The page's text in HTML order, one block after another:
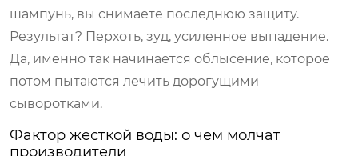
шампунь, вы снимаете последнюю защиту.
Результат? Перхоть, зуд, усиленное выпадение.
Да, именно так начинается облысение, которое
потом пытаются лечить дорогущими
сыворотками.
Фактор жесткой воды: о чем молчат
производители